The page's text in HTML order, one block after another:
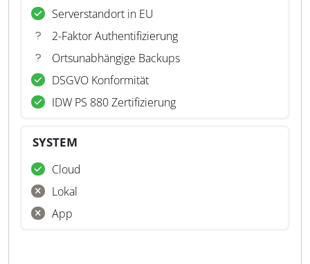
Serverstandort in EU
2-Faktor Authentifizierung
Ortsunabhängige Backups
DSGVO Konformität
IDW PS 880 Zertifizierung
SYSTEM
Cloud
Lokal
App